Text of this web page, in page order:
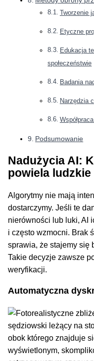
Tworzenie
Etyczne
Edukacja
społeczeństwie
Badania
Narzędzia
Podsumowanie
Nadużycia AI:
powiela ludzkie
Algorytmy nie mają
dostarczymy. Jeśli te
nierówności lub luki, AI
i często wzmocni. Brak
sprawia, że stajemy się
Takie decyzje zawsze
weryfikacji.
Automatyczna